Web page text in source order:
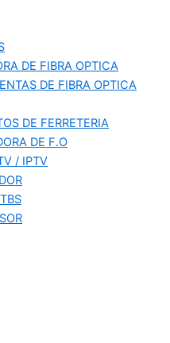
DE FIBRA OPTICA
DE FIBRA OPTICA
DE FERRETERIA
DE F.O
/ IPTV